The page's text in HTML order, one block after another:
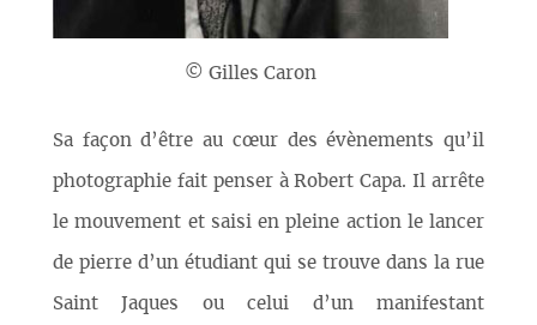
© Gilles Caron
Sa façon d’être au cœur des évènements qu’il
photographie fait penser à Robert Capa. Il arrête
le mouvement et saisi en pleine action le lancer
de pierre d’un étudiant qui se trouve dans la rue
Saint Jaques ou celui d’un manifestant